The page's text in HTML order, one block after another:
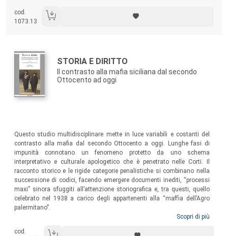
cod.
1073.13
Autori:
Titolo:
STORIA E DIRITTO
Il contrasto alla mafia siciliana dal secondo
Ottocento ad oggi
Questo studio multidisciplinare mette in luce variabili e costanti del
contrasto alla mafia dal secondo Ottocento a oggi. Lunghe fasi di
impunità connotano un fenomeno protetto da uno schema
interpretativo e culturale apologetico che è penetrato nelle Corti. Il
racconto storico e le rigide categorie penalistiche si combinano nella
successione di codici, facendo emergere documenti inediti, “processi
maxi” sinora sfuggiti all’attenzione storiografica e, tra questi, quello
celebrato nel 1938 a carico degli appartenenti alla “maffia dell’Agro
palermitano”.
Scopri di più
cod.